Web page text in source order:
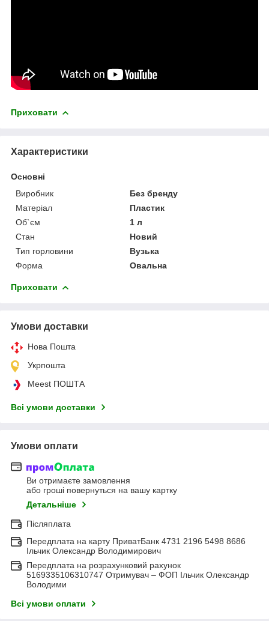
Приховати
Характеристики
Основні
Виробник
Без бренду
Матеріал
Пластик
Об`єм
1 л
Стан
Новий
Тип горловини
Вузька
Форма
Овальна
Приховати
Умови доставки
Нова Пошта
Укрпошта
Meest ПОШТА
Всі умови доставки
Умови оплати
Ви отримаєте замовлення
або гроші повернуться на вашу картку
Детальніше
Післяплата
Передплата на карту ПриватБанк 4731 2196 5498 8686
Ільчик Олександр Володимирович
Передплата на розрахунковий рахунок
5169335106310747 Отримувач – ФОП Ільчик Олександр
Володими
Всі умови оплати